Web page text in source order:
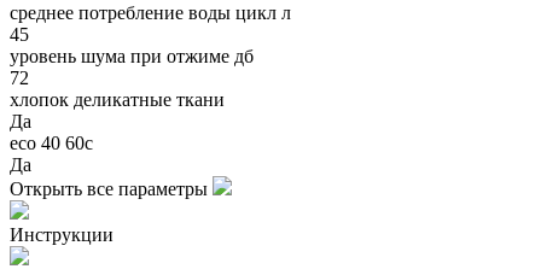
среднее потребление воды цикл л
45
уровень шума при отжиме дб
72
хлопок деликатные ткани
Да
eco 40 60с
Да
Открыть все параметры
Инструкции